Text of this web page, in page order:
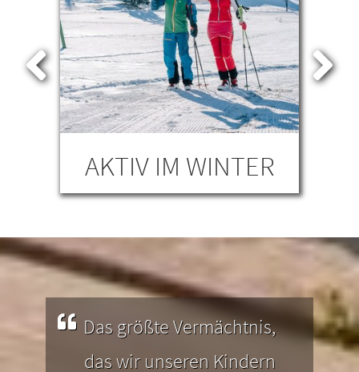
AKTIV IM WINTER
Skier, Schneeschuhe, Schlittschuhe
oder in die dicken Winterstiefel!
Das größte Vermächtnis,
das wir unseren Kindern